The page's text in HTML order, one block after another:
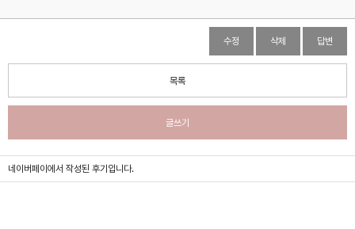
수정 삭제 답변
목록
글쓰기
네이버페이에서 작성된 후기입니다.